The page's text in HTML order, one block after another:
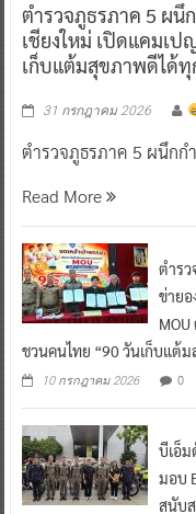
ตำรวจภูธรภาค 5 ผนึ
เชียงใหม่ เปิดแคมเป
เก็บแต้มสุขภาพดีได้ทุ
31 กรกฎาคม 2026
ตำรวจภูธรภาค 5 ผนึกก
Read More
ตำร
ข่ายอ
ชวนคนไทย “90 วันเก็บแต้
10 กรกฎาคม 2026 0
บีเอ็ม
มอบ
สนับส